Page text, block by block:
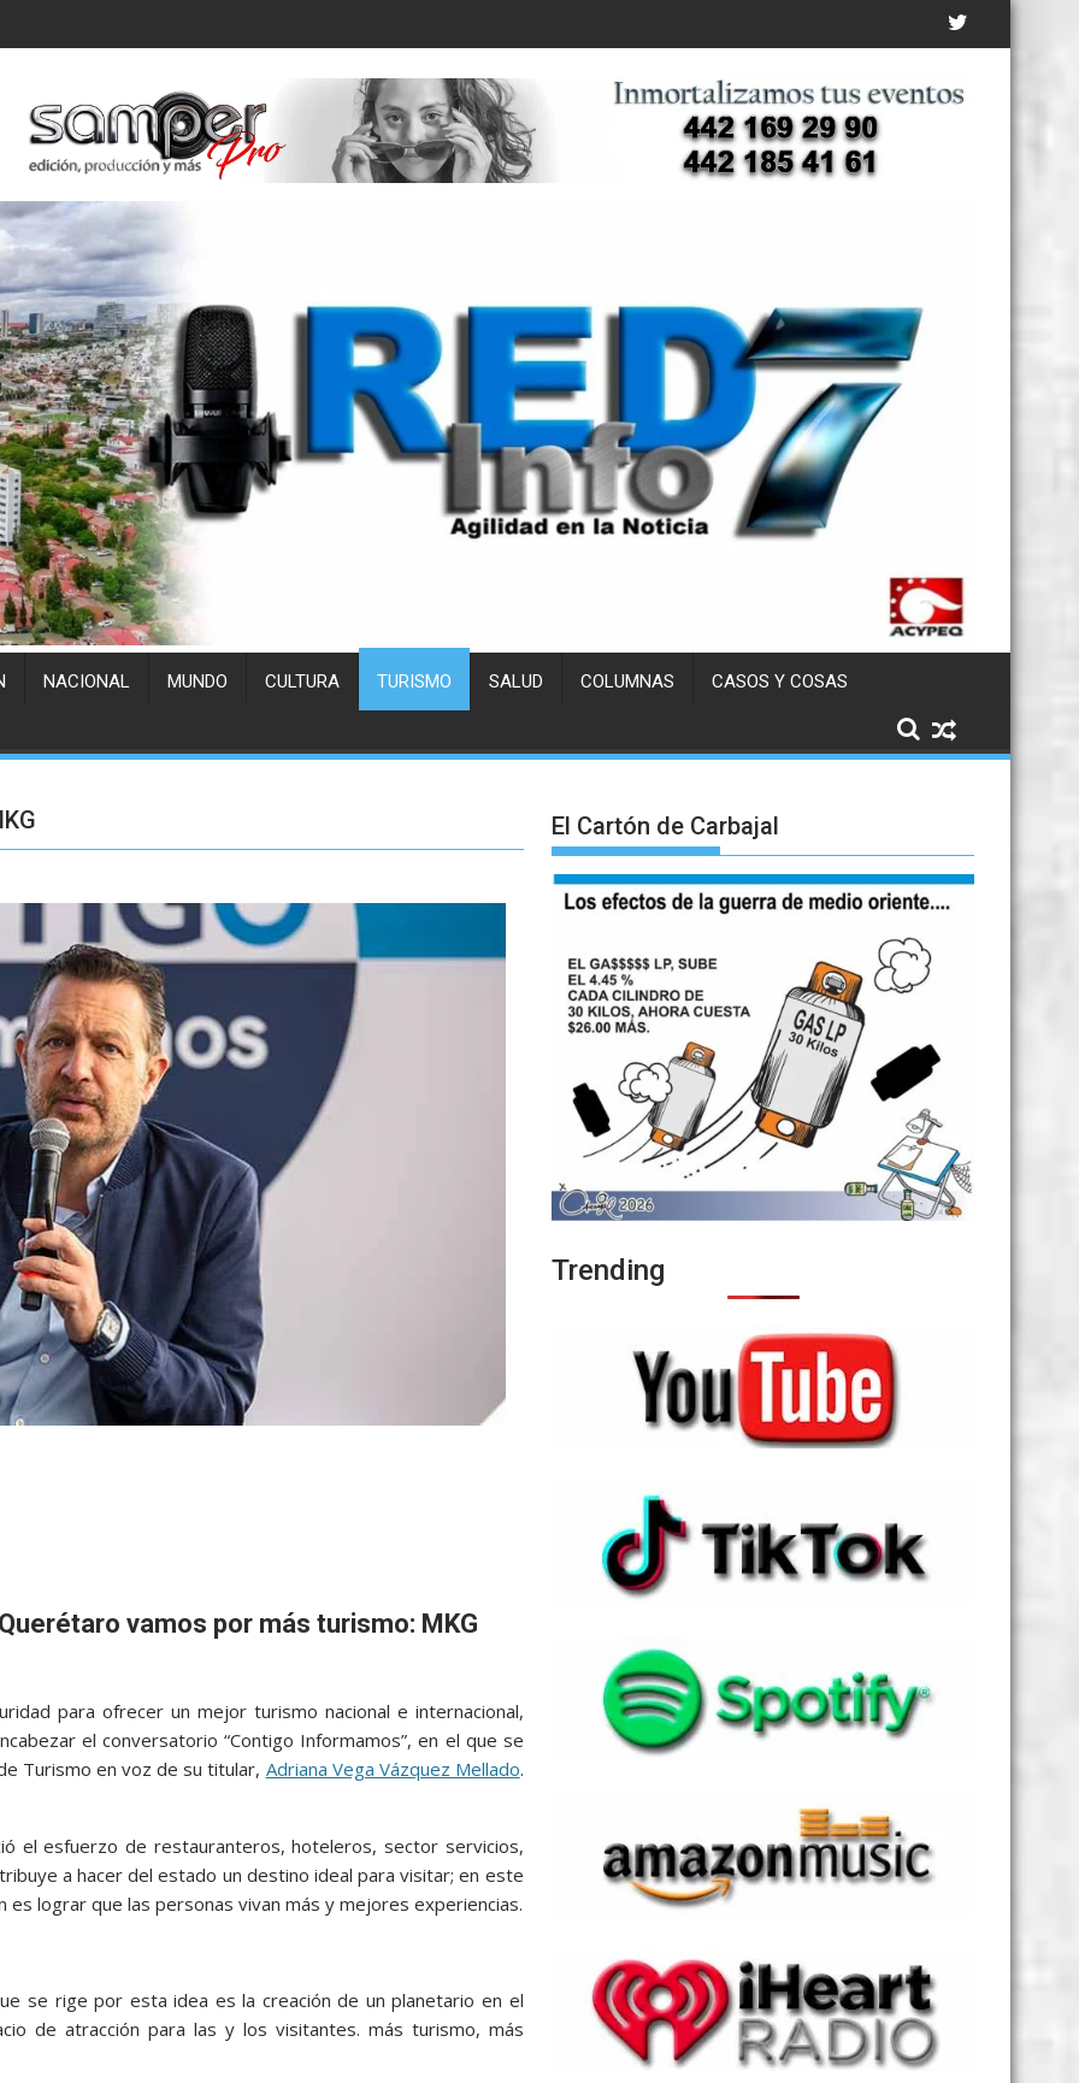
NACIONAL MUNDO CULTURA TURISMO SALUD COLUMNAS CASOS Y COSAS
vamos por más turismo: MKG
para ofrecer un mejor turismo nacional e internacional,
el conversatorio “Contigo Informamos”, en el que se
Turismo en voz de su titular, Adriana Vega Vázquez Mellado.
el esfuerzo de restauranteros, hoteleros, sector servicios,
a hacer del estado un destino ideal para visitar; en este
lograr que las personas vivan más y mejores experiencias.
se rige por esta idea es la creación de un planetario en el
de atracción para las y los visitantes. más turismo, más
El Cartón de Carbajal
Trending